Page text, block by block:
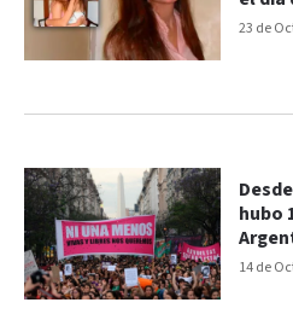
23 de
años
14 de
hubo
35